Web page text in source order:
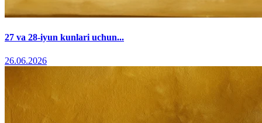
27 va 28-iyun kunlari uchun...
26.06.2026